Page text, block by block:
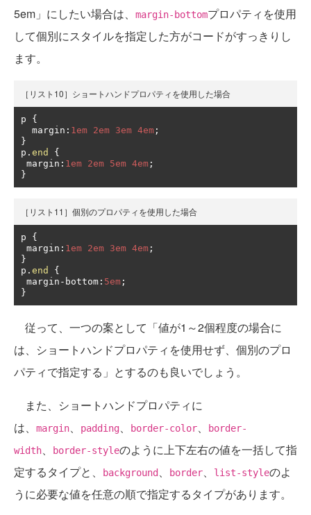
5em」にしたい場合は、
margin-bottomプロパティを使用
して個別にスタイルを指定した方がコードがすっきりし
ます。
［リスト10］ショートハンドプロパティを使用した場合
p {
  margin
: 1em 2em 3em 4em ;
}
p . end
{
margin : 1em 2em 5em 4em ;
}
［リスト11］個別のプロパティを使用した場合
p {
margin : 1em 2em 3em 4em ;
}
p . end
{
margin - bottom : 5em ;
}
従って、一つの案として「値が1～2個程度の場合に
は、ショートハンドプロパティを使用せず、個別のプロ
パティで指定する」とするのも良いでしょう。
また、ショートハンドプロパティに
は、
margin、 padding、 border-color、
border-
width、 border-styleのように上下左右の値を一括して指
定するタイプと、
background 、 border、 list-styleのよ
うに必要な値を任意の順で指定するタイプがあります。